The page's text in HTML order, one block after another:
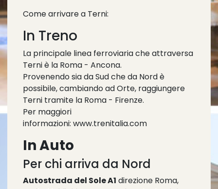
Come arrivare a Terni:
In Treno
La principale linea ferroviaria che attraversa
Terni è la Roma - Ancona.
Provenendo sia da Sud che da Nord è
possibile, cambiando ad Orte, raggiungere
Terni tramite la Roma - Firenze.
Per maggiori
informazioni: www.trenitalia.com
In Auto
Per chi arriva da Nord
Autostrada del Sole A1 direzione Roma,